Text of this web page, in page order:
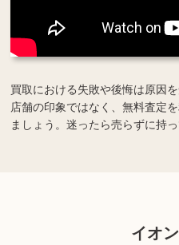
買取における失敗や後悔は原因
店舗の印象ではなく、無料査定
ましょう。迷ったら売らずに持
イオ